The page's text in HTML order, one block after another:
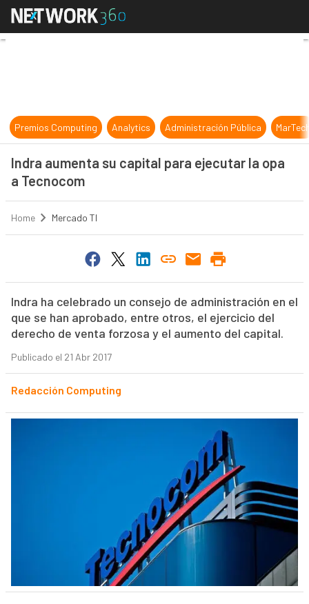
Indra aumenta su capital para
Premios Computing Analytics Administración Pública
Indra aumenta su capital para ejecutar la opa
a Tecnocom
Home Mercado TI
Indra ha celebrado un consejo de administración en el
que se han aprobado, entre otros, el ejercicio del
derecho de venta forzosa y el aumento del capital.
Publicado el 21 Abr 2017
Redacción Computing